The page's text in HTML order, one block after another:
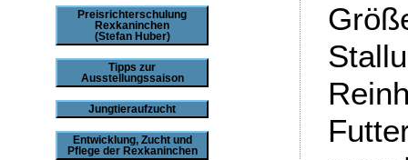
Preisrichterschulung
Rexkaninchen
(Stefan Huber)
Tipps zur
Ausstellungssaison
Jungtieraufzucht
Entwicklung, Zucht und
Pflege der Rexkaninchen